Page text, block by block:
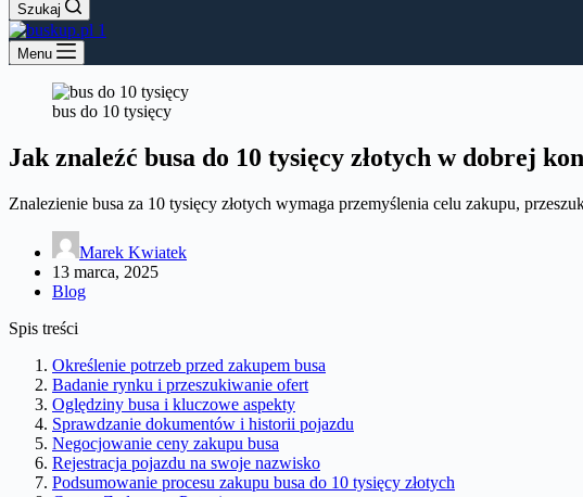
Szukaj
Menu
bus do 10 tysięcy
Jak znaleźć busa do 10 tysięcy złotych w dobrej
Znalezienie busa za 10 tysięcy złotych wymaga przemyślenia celu zakupu,
Marek Kwiatek
13 marca, 2025
Blog
Spis treści
Określenie potrzeb przed zakupem busa
Badanie rynku i przeszukiwanie ofert
Oględziny busa i kluczowe aspekty
Sprawdzanie dokumentów i historii pojazdu
Negocjowanie ceny zakupu busa
Rejestracja pojazdu na swoje nazwisko
Podsumowanie procesu zakupu busa do 10 tysięcy złotych